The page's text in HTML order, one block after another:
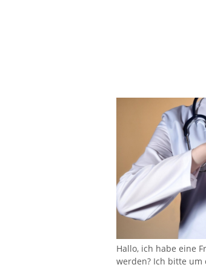
Hallo, ich habe eine
werden? Ich bitte